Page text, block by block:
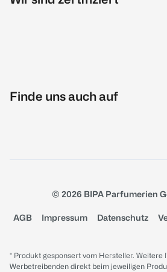
Finde uns auch auf
© 2026 BIPA Parfumerien
AGB Impressum Datenschutz
* Produkt gesponsert vom Hersteller. Weitere
Werbetreibenden direkt beim jeweiligen